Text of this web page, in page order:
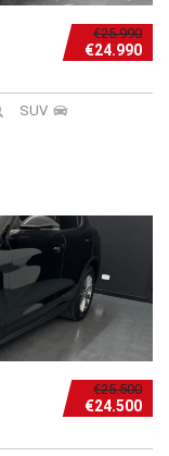
€25.990
€24.990
SUV
€25.500
€24.500